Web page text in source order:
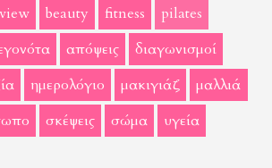
beauty fitness
pilates
απόψεις
διαγωνισμοί
ημερολόγιο μακιγιάζ
μαλλιά
σκέψεις σώμα υγεία